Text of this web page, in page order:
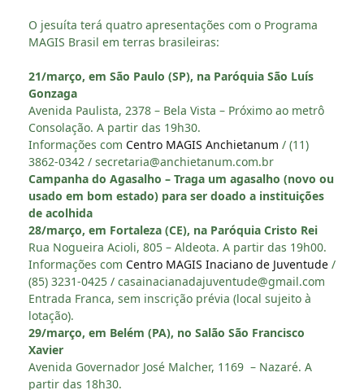
O jesuíta terá quatro apresentações com o Programa
MAGIS Brasil em terras brasileiras:
21/março, em São Paulo (SP), na Paróquia São Luís
Gonzaga
Avenida Paulista, 2378 – Bela Vista – Próximo ao metrô
Consolação. A partir das 19h30.
Informações com Centro MAGIS Anchietanum / (11)
3862-0342 / secretaria@anchietanum.com.br
Campanha do Agasalho – Traga um agasalho (novo ou
usado em bom estado) para ser doado a instituições
de acolhida
28/março, em Fortaleza (CE), na Paróquia Cristo Rei
Rua Nogueira Acioli, 805 – Aldeota. A partir das 19h00.
Informações com Centro MAGIS Inaciano de Juventude /
(85) 3231-0425 / casainacianadajuventude@gmail.com
Entrada Franca, sem inscrição prévia (local sujeito à
lotação).
29/março, em Belém (PA), no Salão São Francisco
Xavier
Avenida Governador José Malcher, 1169 – Nazaré. A
partir das 18h30.